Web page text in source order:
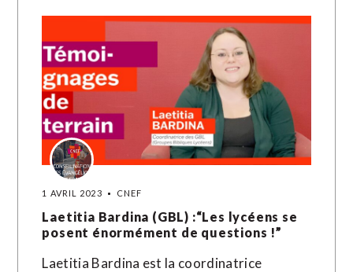
1 AVRIL 2023 CNEF
Laetitia Bardina (GBL) :“Les lycéens se
posent énormément de questions !”
Laetitia Bardina est la coordinatrice